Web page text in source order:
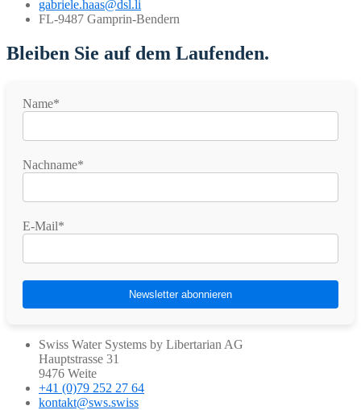
gabriele.haas@dsl.li
FL-9487 Gamprin-Bendern
Bleiben Sie auf dem Laufenden.
Name*
Nachname*
E-Mail*
Swiss Water Systems by Libertarian AG
Hauptstrasse 31
9476 Weite
+41 (0)79 252 27 64
kontakt@sws.swiss